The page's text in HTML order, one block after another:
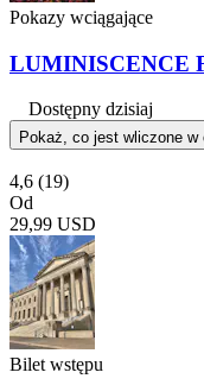
Pokazy wciągające
LUMINISCENCE
Dostępny dzisiaj
Pokaż, co jest wliczone w
4,6 (19)
Od
29,99 USD
Bilet wstępu